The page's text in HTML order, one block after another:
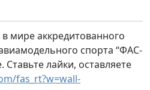
мире аккредитованного
спорта “ФАС-
Ставьте лайки, оставляете
fas_rt?w=wall-